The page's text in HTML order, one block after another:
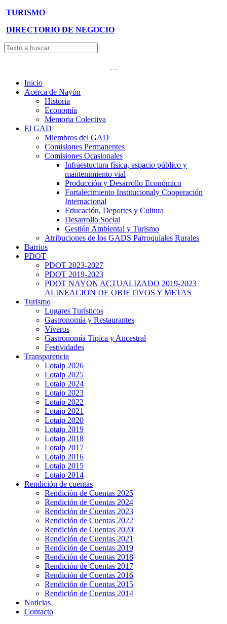
TURISMO
DIRECTORIO DE NEGOCIO
Inicio
Acerca de Nayón
Historia
Economía
Memoria Colectiva
El GAD
Miembros del GAD
Comisiones Permanentes
Comisiones Ocasionales
Infraestuctura física, espacio público y
mantenimiento vial
Producción y Desarrollo Económico
Fortalecimiento Institucionaly Cooperación
Internacional
Educación, Deportes y Cultura
Desarrollo Social
Gestión Ambiental y Turismo
Atribuciones de los GADS Parroquiales Rurales
Barrios
PDOT
PDOT 2023-2027
PDOT 2019-2023
PDOT NAYON ACTUALIZADO 2019-2023
ALINEACION DE OBJETIVOS Y METAS
Turismo
Lugares Turísticos
Gastronomía y Restaurantes
Viveros
Gastronomía Típica y Ancestral
Festividades
Transparencia
Lotaip 2026
Lotaip 2025
Lotaip 2024
Lotaip 2023
Lotaip 2022
Lotaip 2021
Lotaip 2020
Lotaip 2019
Lotaip 2018
Lotaip 2017
Lotaip 2016
Lotaip 2015
Lotaip 2014
Rendición de cuentas
Rendición de Cuentas 2025
Rendición de Cuentas 2024
Rendición de Cuentas 2023
Rendición de Cuentas 2022
Rendición de Cuentas 2020
Rendición de Cuentas 2021
Rendición de Cuentas 2019
Rendición de Cuentas 2018
Rendición de Cuentas 2017
Rendición de Cuentas 2016
Rendición de Cuentas 2015
Rendición de Cuentas 2014
Noticias
Contacto